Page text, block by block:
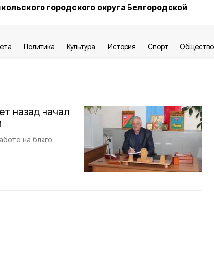
городского округа Белгородской
Политика Культура История Спорт Общество
назад начал
на благо